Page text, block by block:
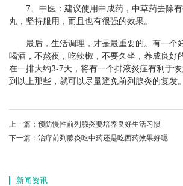
7、中医：建议使用中成药，中草药去除
丸，坚持服用，而且也有很强的效果。
最后，生活调理，才是最重要的。有一个
喝酒，不熬夜，吃辣椒，不要久坐，养成良好
在一排大约3-7天，将有一个排液炎症有利于
到以上那些，就可以尽量避免前列腺炎的复发。
上一篇： 预防慢性前列腺炎要培养良好生活习惯
下一篇： 治疗前列腺炎吃中药还是吃西药效果好呢
新闻资讯